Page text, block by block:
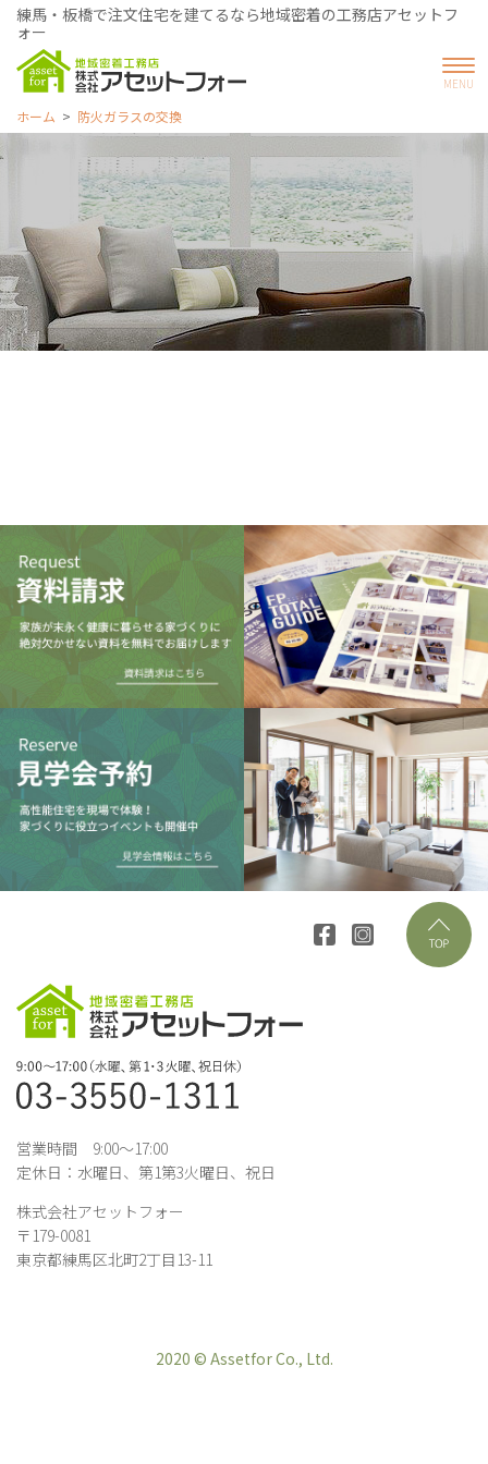
練馬・板橋で注文住宅を建てるなら地域密着の工務店アセットフ
ォー
ホーム 防火ガラスの交換
営業時間 9:00～17:00
定休日：水曜日、第1第3火曜日、祝日
株式会社アセットフォー
〒179-0081
東京都練馬区北町2丁目13-11
2020 © Assetfor Co., Ltd.